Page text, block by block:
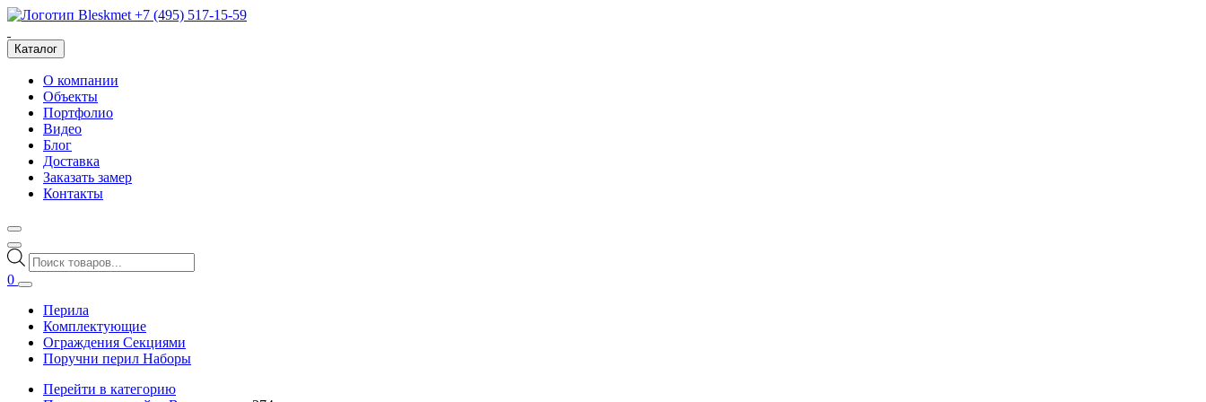
+7 (495) 517-15-59
Каталог
О компании
Объекты
Портфолио
Видео
Блог
Доставка
Заказать замер
Контакты
Поиск
товаров
0
Перила
Комплектующие
Ограждения Секциями
Поручни перил Наборы
Перейти в категорию